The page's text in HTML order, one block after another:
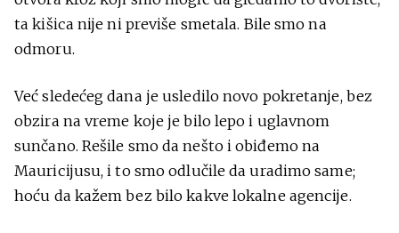
ta kišica nije ni previše smetala. Bile smo na
odmoru.
Već sledećeg dana je usledilo novo pokretanje, bez
obzira na vreme koje je bilo lepo i uglavnom
sunčano. Rešile smo da nešto i obiđemo na
Mauricijusu, i to smo odlučile da uradimo same;
hoću da kažem bez bilo kakve lokalne agencije.